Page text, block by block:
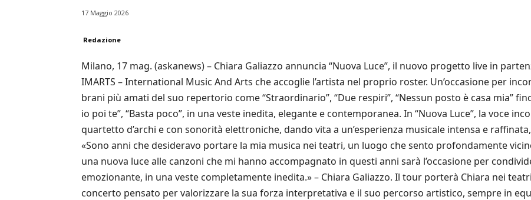
17 Maggio 2026
Redazione
Milano, 17 mag. (askanews) – Chiara Galiazzo annuncia “Nuova Luce”, il nuovo progetto live in
IMARTS – International Music And Arts che accoglie l’artista nel proprio roster. Un’occasione per
brani più amati del suo repertorio come “Straordinario”, “Due respiri”, “Nessun posto è casa mia”
io poi te”, “Basta poco”, in una veste inedita, elegante e contemporanea. In “Nuova Luce”, la voce
quartetto d’archi e con sonorità elettroniche, dando vita a un’esperienza musicale intensa e
«Sono anni che desideravo portare la mia musica nei teatri, un luogo che sento profondamente
una nuova luce alle canzoni che mi hanno accompagnato in questi anni sarà l’occasione per
emozionante, in una veste completamente inedita.» – Chiara Galiazzo. Il tour porterà Chiara nei
concerto pensato per valorizzare la sua forza interpretativa e il suo percorso artistico, sempre in